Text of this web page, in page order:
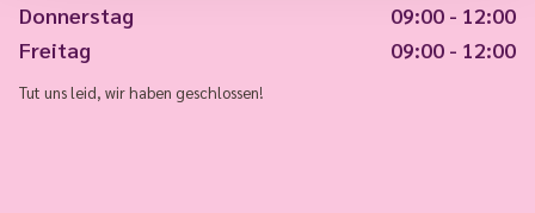
Donnerstag
09:00 - 12:00
Freitag
09:00 - 12:00
Tut uns leid, wir haben geschlossen!